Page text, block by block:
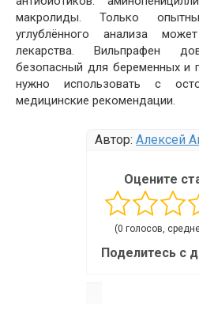
макролиды. Только
углублённого анализа
лекарства. Вильпрафен
безопасный для беременных и
нужно использовать с
медицинские рекомендации.
Автор: Алексей
Оцените
(0 голосов,
Поделитесь с